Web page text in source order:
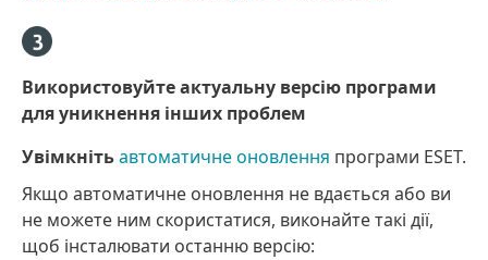
Використовуйте актуальну версію програми
для уникнення інших проблем
Увімкнітьавтоматичне оновлення програми ESET.
Якщо автоматичне оновлення не вдається або ви
не можете ним скористатися, виконайте такі дії,
щоб інсталювати останню версію: